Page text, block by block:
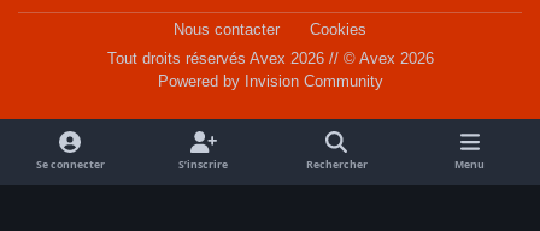
a
o
k
Nous contacter
Cookies
Tout droits réservés Avex 2026 // © Avex 2026
Powered by Invision Community
Se connecter S’inscrire Rechercher Menu